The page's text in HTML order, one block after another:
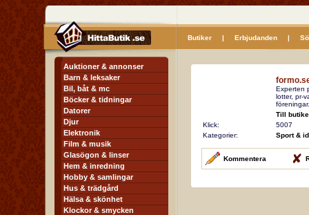
Butiker| Erbjudanden|
Auktioner & annonser
Barn & leksaker
Bil, båt & mc
Böcker & tidningar
Datorer
Djur
Elektronik
Film & musik
Glasögon & linser
Hem & inredning
Hobby & samlingar
Hus & trädgård
Hälsa & skönhet
Klockor & smycken
Experten
lotter, pr-
föreningar.
Till
Klick:
5007
Kategorier:
Sport &
Kommentera